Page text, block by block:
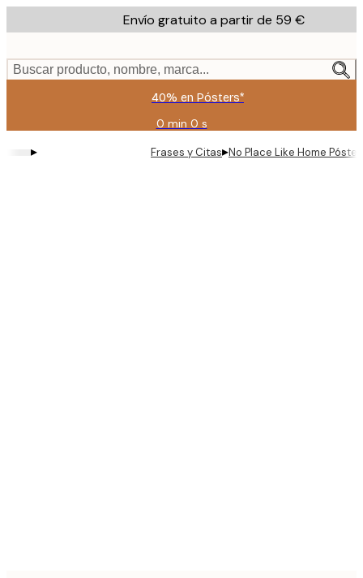
to
content.
Envío gratuito a partir de 59 €
Buscar producto, nombre, marca...
40% en Pósters*
0 min 0 s
Válido
hasta:
2026-
▸ Frases y Citas▸No Place Like Home Póster